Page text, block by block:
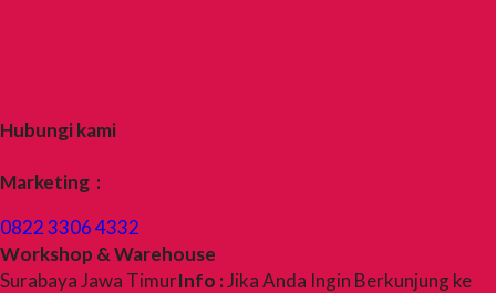
Hubungi kami
Marketing :
0822 3306 4332
Workshop & Warehouse
Surabaya Jawa TimurInfo :Jika Anda Ingin Berkunjung ke